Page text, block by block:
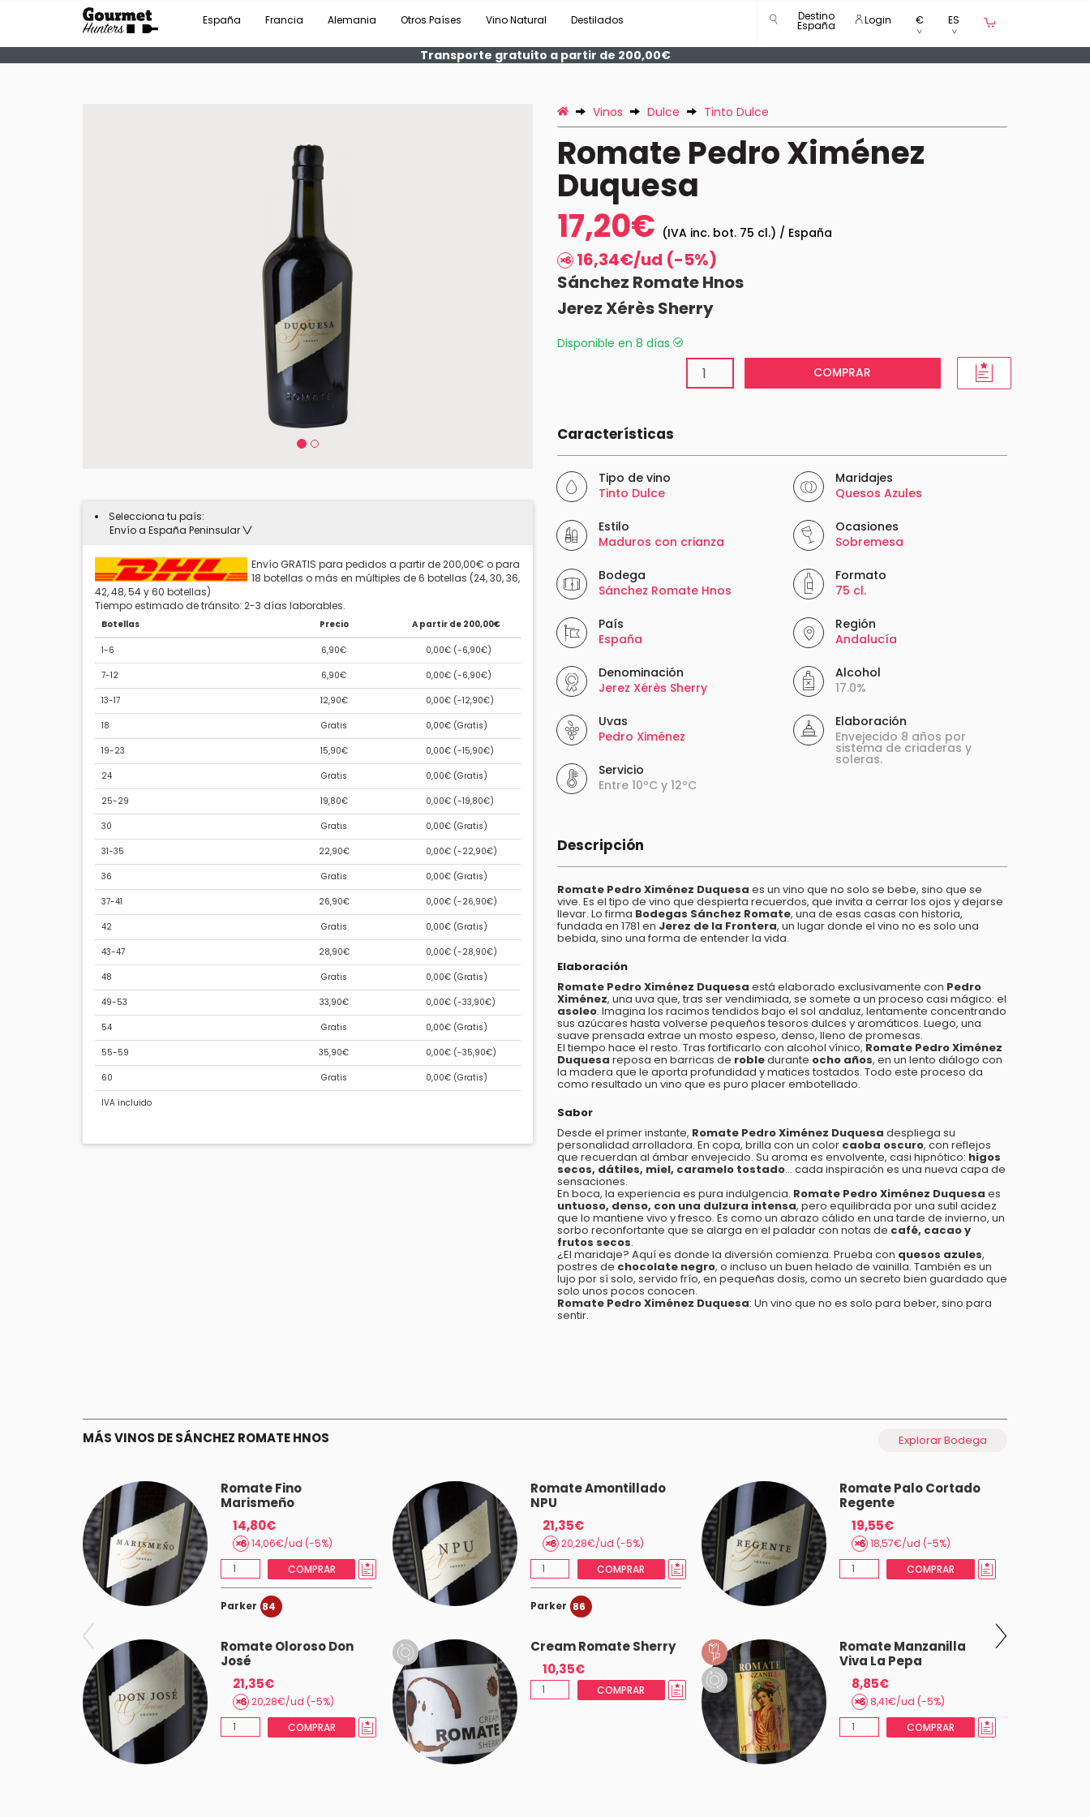
España Francia Alemania Otros Países Vino Natural Destilados Destino
España Login € ES
Transporte gratuito a partir de 200,00€
Selecciona tu país:
Envío a España Peninsular
Envío GRATIS para pedidos a partir de 200,00€ o para
18 botellas o más en múltiples de 6 botellas (24, 30, 36,
42, 48, 54 y 60 botellas)
Tiempo estimado de tránsito: 2-3 días laborables.
Botellas Precio A partir de 200,00€
1-6 6,90€ 0,00€ (-6,90€)
7-12 6,90€ 0,00€ (-6,90€)
13-17 12,90€ 0,00€ (-12,90€)
18 Gratis 0,00€ (Gratis)
19-23 15,90€ 0,00€ (-15,90€)
24 Gratis 0,00€ (Gratis)
25-29 19,80€ 0,00€ (-19,80€)
30 Gratis 0,00€ (Gratis)
31-35 22,90€ 0,00€ (-22,90€)
36 Gratis 0,00€ (Gratis)
37-41 26,90€ 0,00€ (-26,90€)
42 Gratis 0,00€ (Gratis)
43-47 28,90€ 0,00€ (-28,90€)
48 Gratis 0,00€ (Gratis)
49-53 33,90€ 0,00€ (-33,90€)
54 Gratis 0,00€ (Gratis)
55-59 35,90€ 0,00€ (-35,90€)
60 Gratis 0,00€ (Gratis)
IVA incluido
Vinos Dulce Tinto Dulce
Romate Pedro Ximénez
Duquesa
17,20€ (IVA inc. bot. 75 cl.) / España
16,34€/ud (-5%)
Sánchez Romate Hnos
Jerez Xérès Sherry
Disponible en 8 días
COMPRAR
Características
Tipo de vino
Tinto Dulce
Maridajes
Quesos Azules
Estilo
Maduros con crianza
Ocasiones
Sobremesa
Bodega
Sánchez Romate Hnos
Formato
75 cl.
País
España
Región
Andalucía
Denominación
Jerez Xérès Sherry
Alcohol
17.0%
Uvas
Pedro Ximénez
Servicio
Entre 10ºC y 12ºC
Elaboración
Envejecido 8 años por
sistema de criaderas y
soleras.
Descripción
Romate Pedro Ximénez Duquesa es un vino que no solo se bebe, sino que se
vive. Es el tipo de vino que despierta recuerdos, que invita a cerrar los ojos y dejarse
llevar. Lo firma Bodegas Sánchez Romate, una de esas casas con historia,
fundada en 1781 en Jerez de la Frontera, un lugar donde el vino no es solo una
bebida, sino una forma de entender la vida.
Elaboración
Romate Pedro Ximénez Duquesa está elaborado exclusivamente con Pedro
Ximénez, una uva que, tras ser vendimiada, se somete a un proceso casi mágico: el
asoleo. Imagina los racimos tendidos bajo el sol andaluz, lentamente concentrando
sus azúcares hasta volverse pequeños tesoros dulces y aromáticos. Luego, una
suave prensada extrae un mosto espeso, denso, lleno de promesas.
El tiempo hace el resto. Tras fortificarlo con alcohol vínico, Romate Pedro Ximénez
Duquesa reposa en barricas de robledurante ocho años, en un lento diálogo con
la madera que le aporta profundidad y matices tostados. Todo este proceso da
como resultado un vino que es puro placer embotellado.
Sabor
Desde el primer instante, Romate Pedro Ximénez Duquesa despliega su
personalidad arrolladora. En copa, brilla con un color caoba oscuro, con reflejos
que recuerdan al ámbar envejecido. Su aroma es envolvente, casi hipnótico: higos
secos, dátiles, miel, caramelo tostado… cada inspiración es una nueva capa de
sensaciones.
En boca, la experiencia es pura indulgencia. Romate Pedro Ximénez Duquesa es
untuoso, denso, con una dulzura intensa, pero equilibrada por una sutil acidez
que lo mantiene vivo y fresco. Es como un abrazo cálido en una tarde de invierno, un
sorbo reconfortante que se alarga en el paladar con notas de café, cacao y
frutos secos.
¿El maridaje? Aquí es donde la diversión comienza. Prueba con quesos azules,
postres de chocolate negro, o incluso un buen helado de vainilla. También es un
lujo por sí solo, servido frío, en pequeñas dosis, como un secreto bien guardado que
solo unos pocos conocen.
Romate Pedro Ximénez Duquesa: Un vino que no es solo para beber, sino para
sentir.
MÁS VINOS DE SÁNCHEZ ROMATE HNOS Explorar Bodega
Romate Fino
Marismeño
14,80€
14,06€/ud (-5%)
COMPRAR
Parker 84
Romate Amontillado
NPU
21,35€
20,28€/ud (-5%)
COMPRAR
Parker 86
Romate Palo Cortado
Regente
19,55€
18,57€/ud (-5%)
COMPRAR
Romate Oloroso Don
José
21,35€
20,28€/ud (-5%)
COMPRAR
Cream Romate Sherry
10,35€
COMPRAR
Romate Manzanilla
Viva La Pepa
8,85€
8,41€/ud (-5%)
COMPRAR